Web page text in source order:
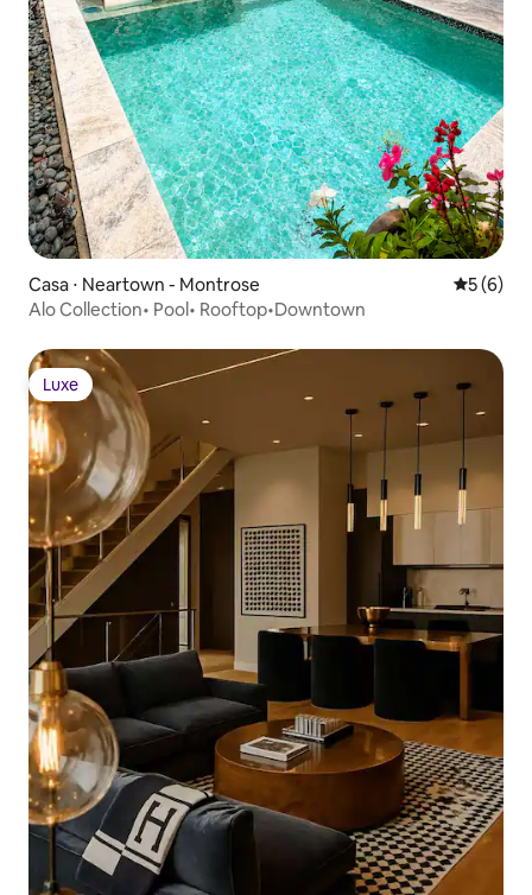
Casa ⋅ Neartown - Montrose 5 de
5 (6)
Alo Collection• Pool• Rooftop•Downtown
Luxe
Luxe